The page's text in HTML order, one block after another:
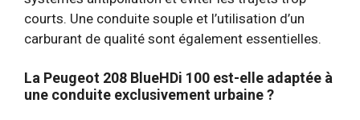
courts. Une conduite souple et l’utilisation d’un
carburant de qualité sont également essentielles.
La Peugeot 208 BlueHDi 100 est-elle adaptée à
une conduite exclusivement urbaine ?